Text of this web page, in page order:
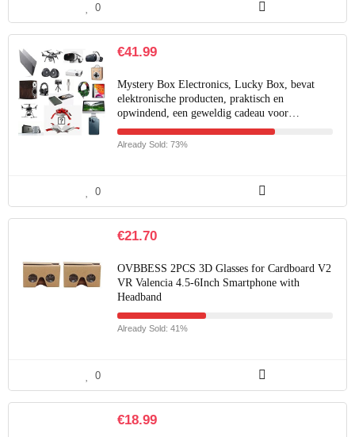
0
€41.99
Mystery Box Electronics, Lucky Box, bevat
elektronische producten, praktisch en
opwindend, een geweldig cadeau voor…
Already Sold: 73%
0
€21.70
OVBBESS 2PCS 3D Glasses for Cardboard V2
VR Valencia 4.5-6Inch Smartphone with
Headband
Already Sold: 41%
0
€18.99